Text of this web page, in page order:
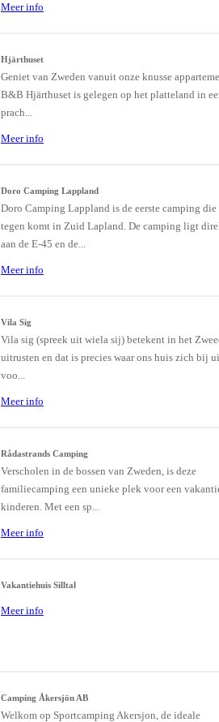
Meer info
Hjärthuset
Geniet van Zweden vanuit onze knusse
B&B Hjärthuset is gelegen op het platteland in
prach...
Meer info
Doro Camping Lappland
Doro Camping Lappland is de eerste camping die
tegen komt in Zuid Lapland. De camping ligt
aan de E-45 en de...
Meer info
Vila Sig
Vila sig (spreek uit wiela sij) betekent in het
uitrusten en dat is precies waar ons huis zich bij
voo...
Meer info
Rådastrands Camping
Verscholen in de bossen van Zweden, is deze
familiecamping een unieke plek voor een
kinderen. Met een sp...
Meer info
Vakantiehuis Silltal
Meer info
Camping Åkersjön AB
Welkom op Sportcamping Akersjon, de ideale